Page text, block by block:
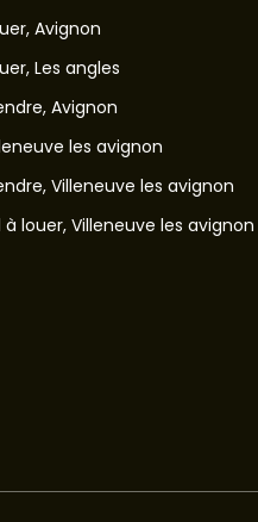
Avignon
Les angles
Avignon
les avignon
Villeneuve les avignon
louer, Villeneuve les avignon